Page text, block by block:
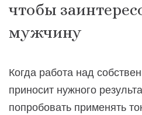
чтобы
мужчину
Когда работа над
приносит нужного
попробовать применять